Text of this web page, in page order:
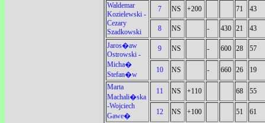
Waldemar
Kozielewski -
Cezary
Szadkowski
7 NS +200 71 43
8 NS - 430 21 43
Jaros�aw
Ostrowski -
Micha�
Stefan�w
9 NS - 600 28 57
10 NS - 660 26 19
Marta
Machali�ska
-Wojciech
Gawe�
11 NS +110 68 55
12 NS +100 51
61